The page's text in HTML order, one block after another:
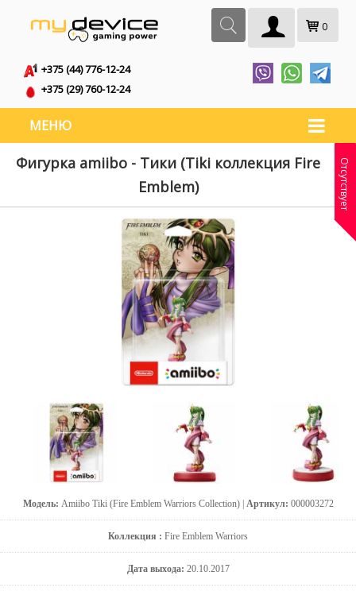
0
+375 (44) 776-12-24
+375 (29) 760-12-24
МЕНЮ
Фигурка amiibo - Тики (Tiki коллекция Fire
Emblem)
Модель: Amiibo Tiki (Fire Emblem Warriors Collection) | Артикул: 000003272
Коллекция : Fire Emblem Warriors
Дата выхода: 20.10.2017
Отсутствует